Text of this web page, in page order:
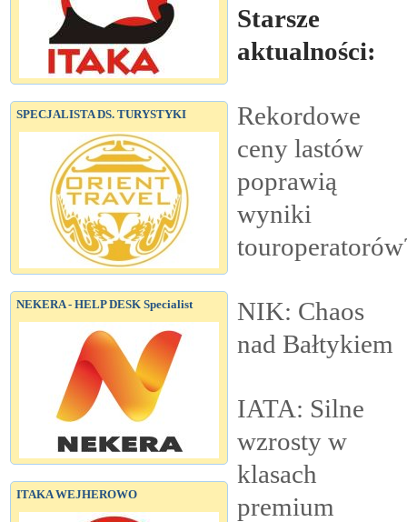
SPECJALISTA DS. TURYSTYKI
NEKERA - HELP DESK Specialist
ITAKA WEJHEROWO
Starsze
aktualności:
Rekordowe
ceny lastów
poprawią
wyniki
NIK: Chaos
nad Bałtykiem
IATA: Silne
wzrosty w
klasach
premium